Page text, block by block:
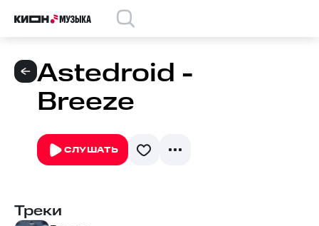
Astedroid -
Breeze
СЛУШАТЬ
Треки